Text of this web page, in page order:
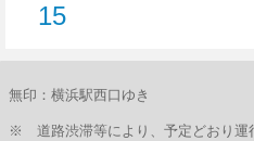
15
無印：横浜駅西口ゆき
※ 道路渋滞等により、予定どおり運